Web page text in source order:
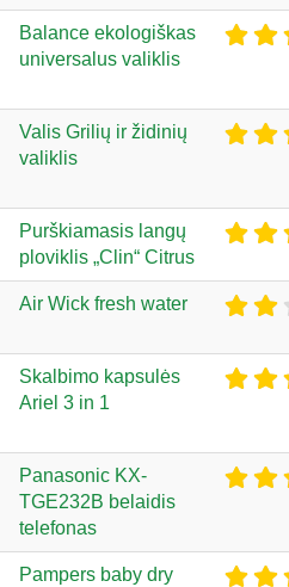
Balance ekologiškas
universalus valiklis
Valis Grilių ir židinių
valiklis
Purškiamasis langų
ploviklis „Clin“ Citrus
Air Wick fresh water
Skalbimo kapsulės
Ariel 3 in 1
Panasonic KX-
TGE232B belaidis
telefonas
Pampers baby dry